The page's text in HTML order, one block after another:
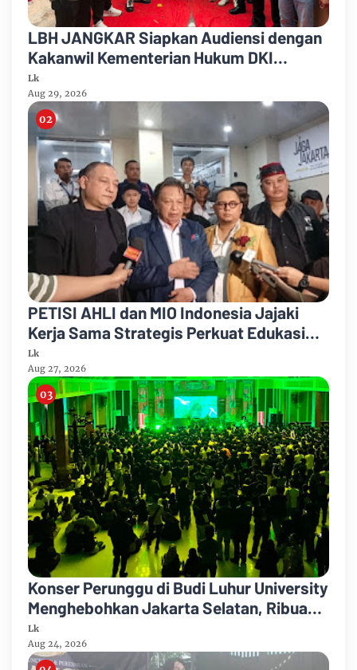
LBH JANGKAR Siapkan Audiensi dengan
Kakanwil Kementerian Hukum DKI
Jakarta
Lk
Aug 29, 2026
PETISI AHLI dan MIO Indonesia Jajaki
Kerja Sama Strategis Perkuat Edukasi
Hukum bagi Masyarakat
Lk
Aug 27, 2026
Konser Perunggu di Budi Luhur University
Menghebohkan Jakarta Selatan, Ribuan
Penonton Larut dalam Euforia!
Lk
Aug 24, 2026